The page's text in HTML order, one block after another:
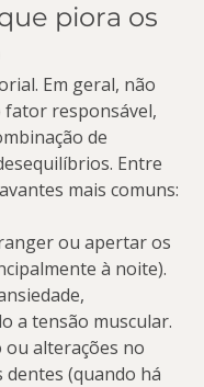
piora os
Em geral, não
fator responsável,
de
Entre
mais comuns:
ou apertar os
à noite).
a tensão muscular.
ou alterações no
dentes (quando há